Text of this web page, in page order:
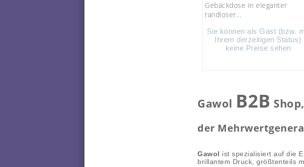
Gebäckdose in eleganter
randloser...
Sie können als Gast (bzw.
Ihrem derzeitigen Status)
keine Preise sehen
Gawol B2B Shop,
der
Gawol ist spezialisiert auf die
brillantem Druck, größtenteils